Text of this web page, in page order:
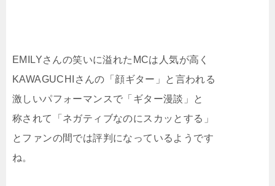
EMILYさんの笑いに溢れたMCは人気が高く
KAWAGUCHIさんの「顔ギター」と言われる
激しいパフォーマンスで「ギター漫談」と
称されて「ネガティブなのにスカッとする」
とファンの間では評判になっているようです
ね。